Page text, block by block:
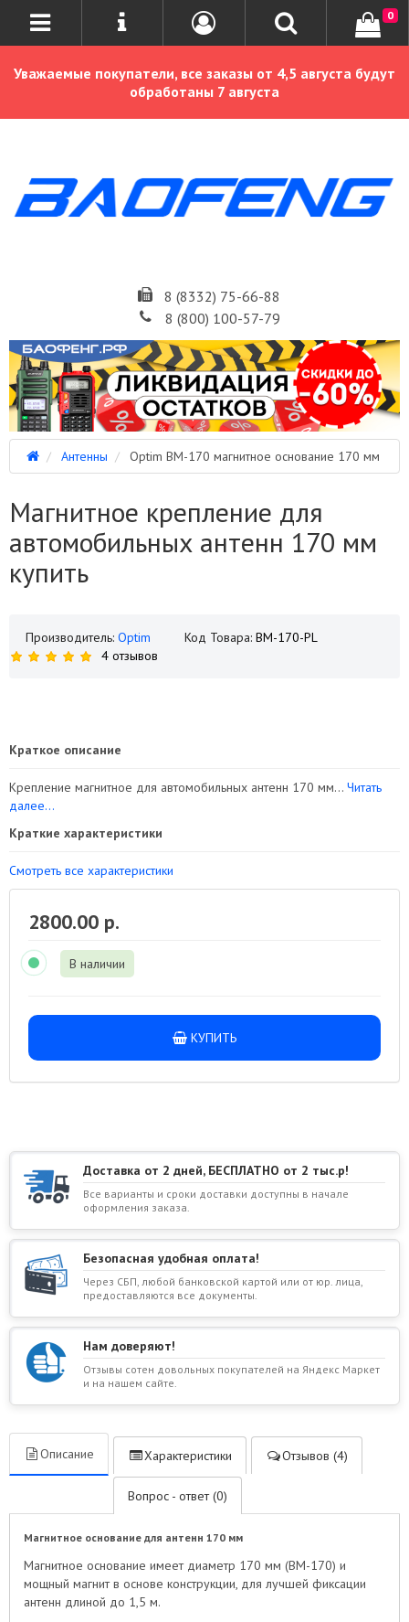
Уважаемые покупатели, все заказы от 4,5 августа будут
обработаны 7 августа
8 (8332) 75-66-88
8 (800) 100-57-79
0
Антенны Optim BM-170 магнитное основание 170 мм
Магнитное крепление для
автомобильных антенн 170 мм
купить
Производитель: Optim Код Товара: BM-170-PL
4 отзывов
Краткое описание
Крепление магнитное для автомобильных антенн 170 мм... Читать
далее...
Краткие характеристики
Смотреть все характеристики
2800.00 р.
В наличии
КУПИТЬ
Доставка от 2 дней, БЕСПЛАТНО от 2 тыс.р!
Все варианты и сроки доставки доступны в начале
оформления заказа.
Безопасная удобная оплата!
Через СБП, любой банковской картой или от юр. лица,
предоставляются все документы.
Нам доверяют!
Отзывы сотен довольных покупателей на Яндекс Маркет
и на нашем сайте.
Описание Характеристики Отзывов (4)
Вопрос - ответ (0)
Магнитное основание для антенн 170 мм
Магнитное основание имеет диаметр 170 мм (BM-170) и
мощный магнит в основе конструкции, для лучшей фиксации
антенн длиной до 1,5 м.